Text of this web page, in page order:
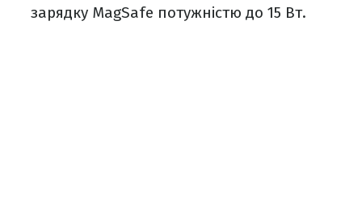
зарядку MagSafe потужністю до 15 Вт.